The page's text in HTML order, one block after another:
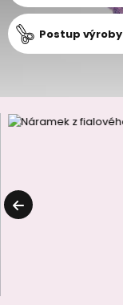
Postup výroby